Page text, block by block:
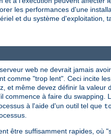
les performances d'une
et du système d'exploitation,
web ne devrait jamais
comme "trop lent". Ceci incite
et même devez définir la valeur
commence à faire du swapping.
à l'aide d'un outil tel que
être suffisamment rapides, où